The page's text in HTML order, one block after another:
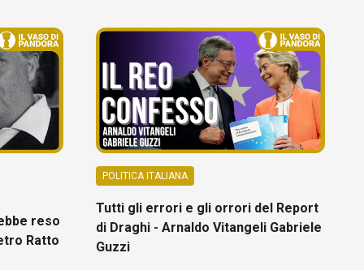
reso
Ratto
POLITICA ITALIANA
Tutti gli errori e gli orrori del Report
di Draghi - Arnaldo Vitangeli Gabriele
Guzzi